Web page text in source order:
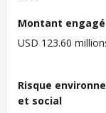
Montant engagé
USD 123.60
Risque
et social